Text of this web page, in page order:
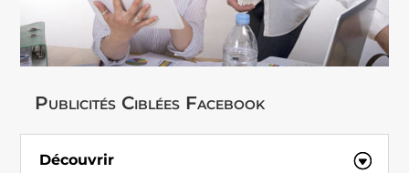
Publicités Ciblées Facebook
Découvrir